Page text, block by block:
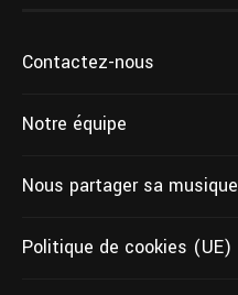
Contactez-nous
Notre équipe
Nous partager sa musique
Politique de cookies (UE)